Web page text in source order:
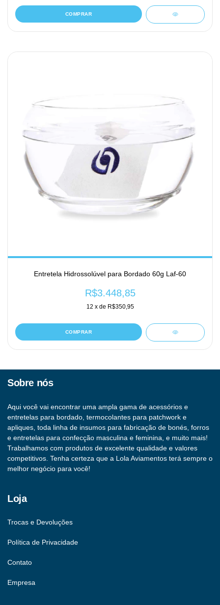
COMPRAR
Entretela Hidrossolúvel para Bordado 60g Laf-60
R$3.448,85
12 x de R$350,95
COMPRAR
Sobre nós
Aqui você vai encontrar uma ampla gama de acessórios e
entretelas para bordado, termocolantes para patchwork e
apliques, toda linha de insumos para fabricação de bonés, forros
e entretelas para confecção masculina e feminina, e muito mais!
Trabalhamos com produtos de excelente qualidade e valores
competitivos. Tenha certeza que a Lola Aviamentos terá sempre o
melhor negócio para você!
Loja
Trocas e Devoluções
Política de Privacidade
Contato
Empresa